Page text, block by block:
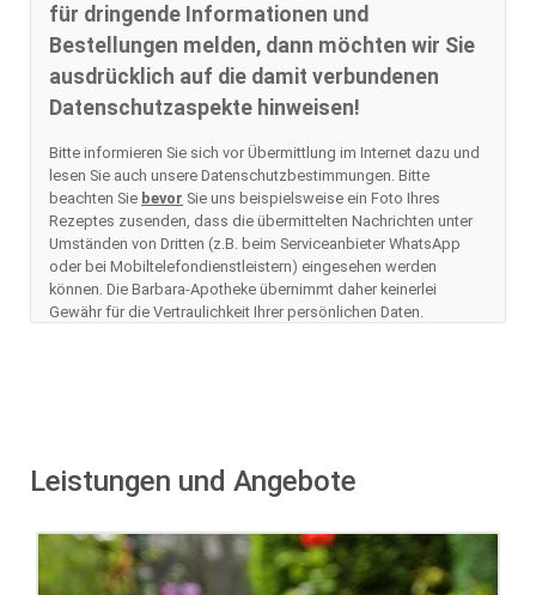
für dringende Informationen und
Bestellungen melden, dann möchten wir Sie
ausdrücklich auf die damit verbundenen
Datenschutzaspekte hinweisen!
Bitte informieren Sie sich vor Übermittlung im Internet dazu und
lesen Sie auch unsere Datenschutzbestimmungen. Bitte
beachten Sie bevor Sie uns beispielsweise ein Foto Ihres
Rezeptes zusenden, dass die übermittelten Nachrichten unter
Umständen von Dritten (z.B. beim Serviceanbieter WhatsApp
oder bei Mobiltelefondienstleistern) eingesehen werden
können. Die Barbara-Apotheke übernimmt daher keinerlei
Gewähr für die Vertraulichkeit Ihrer persönlichen Daten.
Leistungen und Angebote